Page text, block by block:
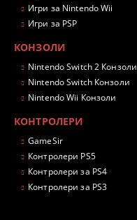
Игри за Nintendo Wii
Игри за PSP
КОНЗОЛИ
Nintendo Switch 2 Конзоли
Nintendo Switch Конзоли
Nintendo Wii Конзоли
КОНТРОЛЕРИ
GameSir
Контролери PS5
Контролери за PS4
Контролери за PS3